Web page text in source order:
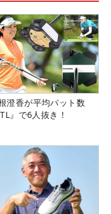
澄香が平均パット数
』で6人抜き！